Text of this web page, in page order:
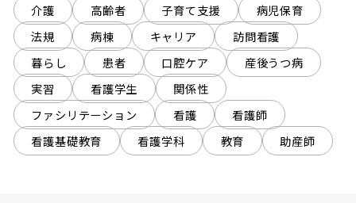
介護
高齢者 子育て支援
病児保育
法規
病棟 キャリア
訪問看護
暮らし
患者 口腔ケア
産後うつ病
実習
看護学生
関係性
ファシリテーション
看護
看護師
看護基礎教育
看護学科 教育 助産師